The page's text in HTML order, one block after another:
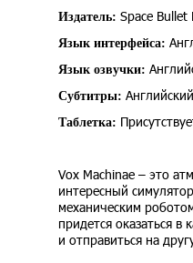
Издатель: Space
Язык интерфейса:
Язык озвучки:
Субтитры: Английский
Таблетка:
Vox Machinae – это
интересный
механическим
придется оказаться в
и отправиться на